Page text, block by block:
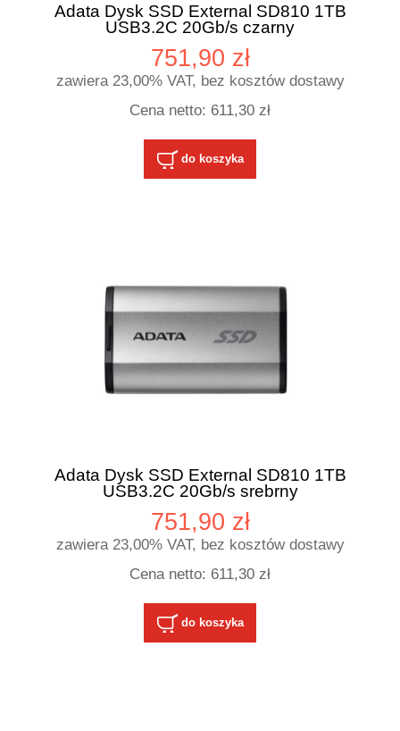
Adata Dysk SSD External SD810 1TB
USB3.2C 20Gb/s czarny
751,90 zł
zawiera 23,00% VAT, bez kosztów dostawy
Cena netto: 611,30 zł
do koszyka
Adata Dysk SSD External SD810 1TB
USB3.2C 20Gb/s srebrny
751,90 zł
zawiera 23,00% VAT, bez kosztów dostawy
Cena netto: 611,30 zł
do koszyka